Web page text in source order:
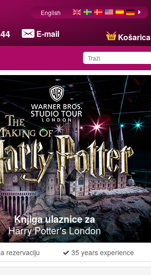
E-mail Košarica
English
You have saved this
product in your list
Knjiga ulaznice za
Harry Potter's London
rezervaciju 35 years experience